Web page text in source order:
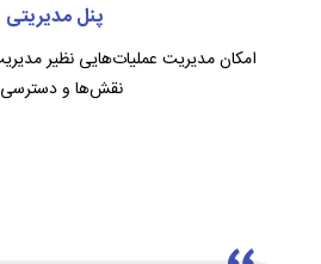
پنل مدیریتی
امکان مدیریت عملیات‌هایی نظیر
نقش‌ها و